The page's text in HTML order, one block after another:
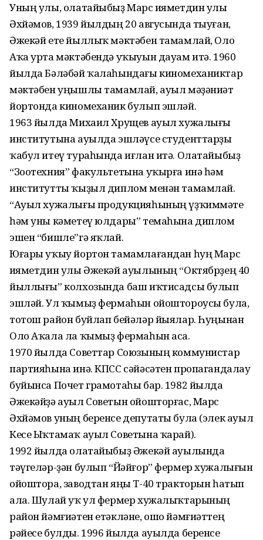
Уның улы, олатайыбыҙ Марс Ҡияметдин улы
Әхйәмов, 1939 йылдың 20 авгусында тыуған,
Әжекәй ете йыллыҡ мәктәбен тамамлай, Оло
Аҡа урта мәктәбендә уҡыуын дауам итә. 1960
йылда Бәләбәй ҡалаһындағы киномеханиктар
мәктәбен уңышлы тамамлай, ауыл мәҙәниәт
йортонда киномеханик булып эшләй.
1963 йылда Михаил Хрущев ауыл хужалығы
институтына ауылда эшләүсе студенттарҙы
ҡабул итеү тураһында иғлан итә. Олатайыбыҙ
“Зоотехния” факультетына уҡырға инә һәм
институтты ҡыҙыл диплом менән тамамлай.
“Ауыл хужалығы продукцияһының үҙҡиммәте
һәм уны кәметеү юлдары” темаһына диплом
эшен “бишле”гә яҡлай.
Юғары уҡыу йортон тамамлағандан һуң Марс
Ҡияметдин улы Әжекәй ауылының “Октябрҙең 40
йыллығы” колхозында баш иҡтисадсы булып
эшләй. Ул ҡымыҙ фермаһын ойоштороусы була,
тотош район буйлап бейәләр йыялар. Һуңынан
Оло Аҡала ла ҡымыҙ фермаһын аса.
1970 йылда Советтар Союзының коммунистар
партияһына инә. КПСС сәйәсәтен пропагандалау
буйынса Почет грамотаһы бар. 1982 йылда
Әжекәйҙә ауыл Советын ойошторғас, Марс
Әхйәмов уның беренсе депутаты була (элек ауыл
Кесе Ыҡтамаҡ ауыл Советына ҡарай).
1992 йылда олатайыбыҙ Әжекәй ауылында
тәүгеләр-ҙән булып “Йәйғор” фермер хужалығын
ойоштора, заводтан яңы Т-40 тракторын һатып
ала. Шулай уҡ ул фермер хужалыҡтарының
район йәмғиәтен етәкләне, ошо йәмғиәттең
рәйесе булды. 1996 йылда ауылда беренсе